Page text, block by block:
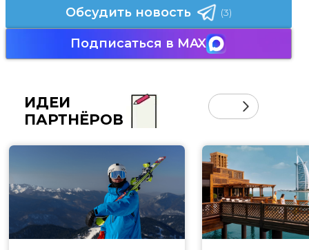
Обсудить новость (3)
Подписаться в MAX
ИДЕИ
ПАРТНЁРОВ